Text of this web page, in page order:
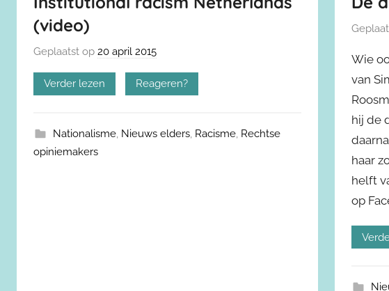
(video)
Geplaatst op 20 april 2015
Verder lezen Reageren?
Nationalisme, Nieuws elders, Racisme, Rechtse
opiniemakers
Wie
van
hij de
haar
helft
op